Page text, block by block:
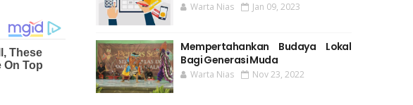
Warta Nias Jan 09, 2023
Mempertahankan Budaya Lokal
Bagi Generasi Muda
Warta Nias Nov 23, 2022